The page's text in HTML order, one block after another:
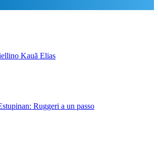
Kauã Elias
Ruggeri a un passo